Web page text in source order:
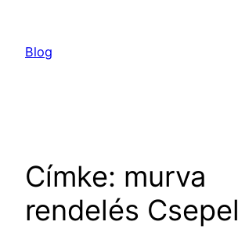
tartalomhoz
Blog
Címke: murva
rendelés Csepel